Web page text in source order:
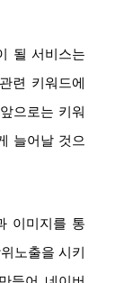
될 서비스는
련 키워드에
으로는 키워
늘어날 것으
이미지를 통
노출을 시키